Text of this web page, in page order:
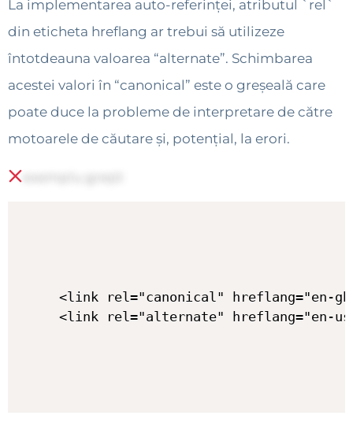
La implementarea auto-referinței, atributul `rel`
din eticheta hreflang ar trebui să utilizeze
întotdeauna valoarea “alternate”. Schimbarea
acestei valori în “canonical” este o greșeală care
poate duce la probleme de interpretare de către
motoarele de căutare și, potențial, la erori.
<link rel="canonical" hreflang="en-